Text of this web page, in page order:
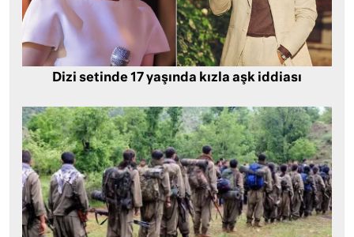
Dizi setinde 17 yaşında kızla aşk iddiası